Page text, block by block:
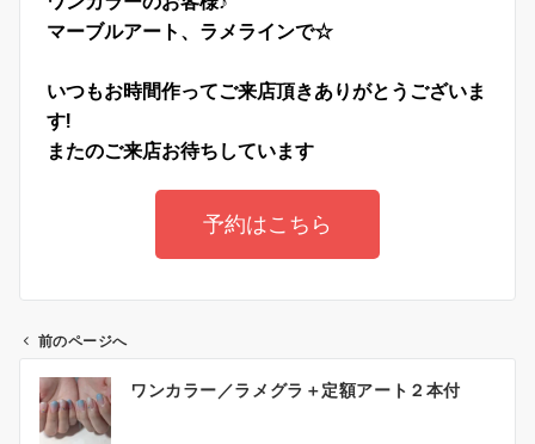
マーブルアート、ラメラインで☆
いつもお時間作ってご来店頂きありがとうございま
す!
またのご来店お待ちしています
予約はこちら
前のページへ
ワンカラー／ラメグラ＋定額アート２本付